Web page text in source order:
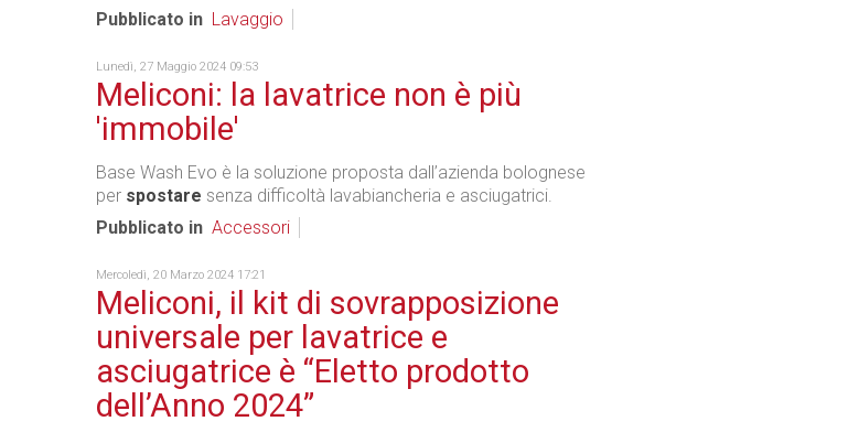
Pubblicato in Lavaggio
Lunedì, 27 Maggio 2024 09:53
Meliconi: la lavatrice non è più
'immobile'
Base Wash Evo è la soluzione proposta dall’azienda bolognese
per spostare senza difficoltà lavabiancheria e asciugatrici.
Pubblicato in Accessori
Mercoledì, 20 Marzo 2024 17:21
Meliconi, il kit di sovrapposizione
universale per lavatrice e
asciugatrice è “Eletto prodotto
dell’Anno 2024”